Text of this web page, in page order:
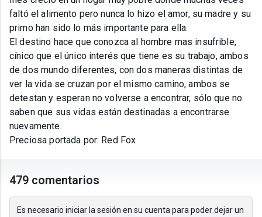
faltó el alimento pero nunca lo hizo el amor, su madre y su
primo han sido lo más importante para ella.
El destino hace que conozca al hombre mas insufrible,
cínico que el único interés que tiene es su trabajo, ambos
de dos mundo diferentes, con dos maneras distintas de
ver la vida se cruzan por el mismo camino, ambos se
detestan y esperan no volverse a encontrar, sólo que no
saben que sus vidas están destinadas a encontrarse
nuevamente.
Preciosa portada por: Red Fox
479 comentarios
Es necesario iniciar la sesión en su cuenta para poder dejar un